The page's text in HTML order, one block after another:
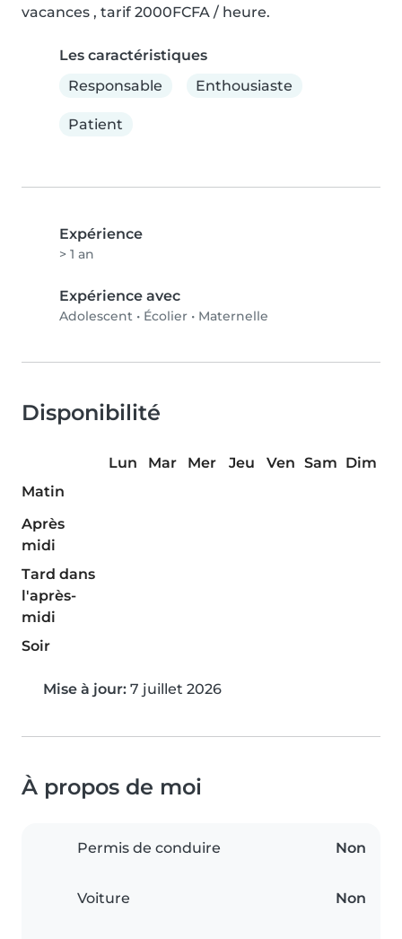
vacances , tarif 2000FCFA / heure.
Les caractéristiques
Responsable
Enthousiaste
Patient
Expérience
> 1 an
Expérience avec
Adolescent • Écolier • Maternelle
Disponibilité
Lun Mar Mer Jeu Ven Sam Dim
Matin
Après
midi
Tard dans
l'après-
midi
Soir
Mise à jour: 7 juillet 2026
À propos de moi
Permis de conduire Non
Voiture Non